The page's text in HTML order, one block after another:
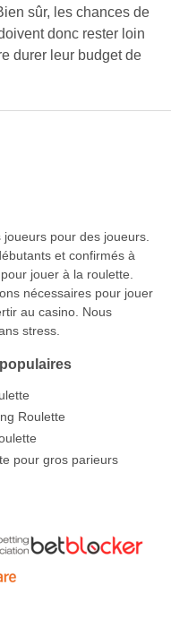
sûr, les chances de
donc rester loin
durer leur budget de
pour des joueurs.
et confirmés à
jouer à la roulette.
nécessaires pour jouer
au casino. Nous
stress.
Roulette
pour gros parieurs